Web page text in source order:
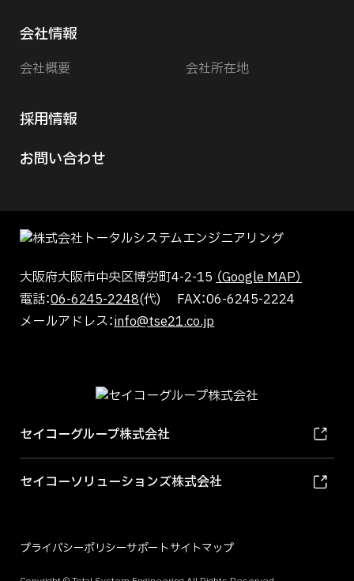
会社情報
会社概要 会社所在地
採用情報
お問い合わせ
大阪府大阪市中央区博労町4-2-15 （Google MAP）
電話：06-6245-2248(代) FAX：06-6245-2224
メールアドレス：info@tse21.co.jp
セイコーグループ株式会社
セイコーソリューションズ株式会社
プライバシーポリシーサポートサイトマップ